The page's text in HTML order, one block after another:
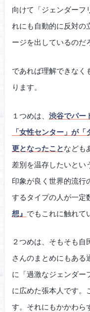
向けて「ジェンダーフ
れにも自動的に反対の
ージを出しているのだ
であれば理解できなく
ります。
１つめは、 渋谷でパー
「女性センター」が
更となったことなども
差別を温存したいとい
印象が良く世界的流行
するタイプの人が一定
想』 でもこれに触れて
２つめは、そもそも自
さんのまとめにもある
に「過激なジェンダー
に広めた張本人です。
す。それにもかかわら